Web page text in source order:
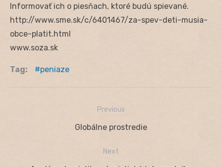
Informovať ich o piesňach, ktoré budú spievané.
http://www.sme.sk/c/6401467/za-spev-deti-musia-
obce-platit.html
www.soza.sk
Tag: peniaze
Navigácia
Previous
Previous
Globálne prostredie
Next